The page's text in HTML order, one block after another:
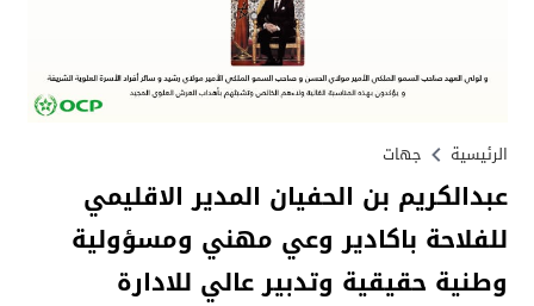
الرئيسية جهات
عبدالكريم بن الحفيان المدير الاقليمي
للفلاحة باكادير وعي مهني ومسؤولية
وطنية حقيقية وتدبير عالي للادارة